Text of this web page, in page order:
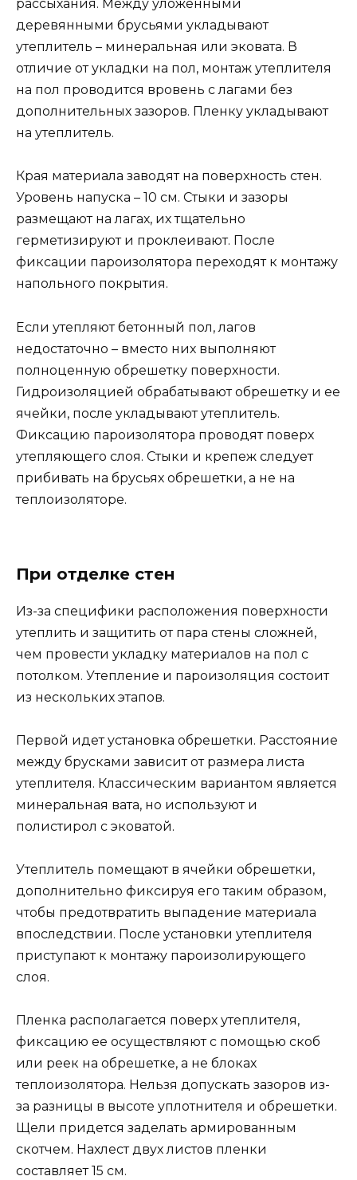
рассыхания. Между уложенными
деревянными брусьями укладывают
утеплитель – минеральная или эковата. В
отличие от укладки на пол, монтаж утеплителя
на пол проводится вровень с лагами без
дополнительных зазоров. Пленку укладывают
на утеплитель.
Края материала заводят на поверхность стен.
Уровень напуска – 10 см. Стыки и зазоры
размещают на лагах, их тщательно
герметизируют и проклеивают. После
фиксации пароизолятора переходят к монтажу
напольного покрытия.
Если утепляют бетонный пол, лагов
недостаточно – вместо них выполняют
полноценную обрешетку поверхности.
Гидроизоляцией обрабатывают обрешетку и ее
ячейки, после укладывают утеплитель.
Фиксацию пароизолятора проводят поверх
утепляющего слоя. Стыки и крепеж следует
прибивать на брусьях обрешетки, а не на
теплоизоляторе.
При отделке стен
Из-за специфики расположения поверхности
утеплить и защитить от пара стены сложней,
чем провести укладку материалов на пол с
потолком. Утепление и пароизоляция состоит
из нескольких этапов.
Первой идет установка обрешетки. Расстояние
между брусками зависит от размера листа
утеплителя. Классическим вариантом является
минеральная вата, но используют и
полистирол с эковатой.
Утеплитель помещают в ячейки обрешетки,
дополнительно фиксируя его таким образом,
чтобы предотвратить выпадение материала
впоследствии. После установки утеплителя
приступают к монтажу пароизолирующего
слоя.
Пленка располагается поверх утеплителя,
фиксацию ее осуществляют с помощью скоб
или реек на обрешетке, а не блоках
теплоизолятора. Нельзя допускать зазоров из-
за разницы в высоте уплотнителя и обрешетки.
Щели придется заделать армированным
скотчем. Нахлест двух листов пленки
составляет 15 см.